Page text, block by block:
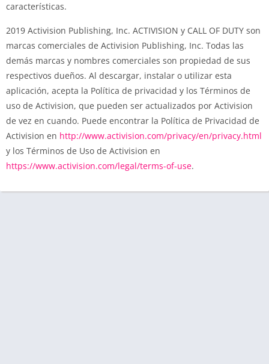
características.
2019 Activision Publishing, Inc. ACTIVISION y CALL OF DUTY son
marcas comerciales de Activision Publishing, Inc. Todas las
demás marcas y nombres comerciales son propiedad de sus
respectivos dueños. Al descargar, instalar o utilizar esta
aplicación, acepta la Política de privacidad y los Términos de
uso de Activision, que pueden ser actualizados por Activision
de vez en cuando. Puede encontrar la Política de Privacidad de
Activision en http://www.activision.com/privacy/en/privacy.html
y los Términos de Uso de Activision en
https://www.activision.com/legal/terms-of-use.